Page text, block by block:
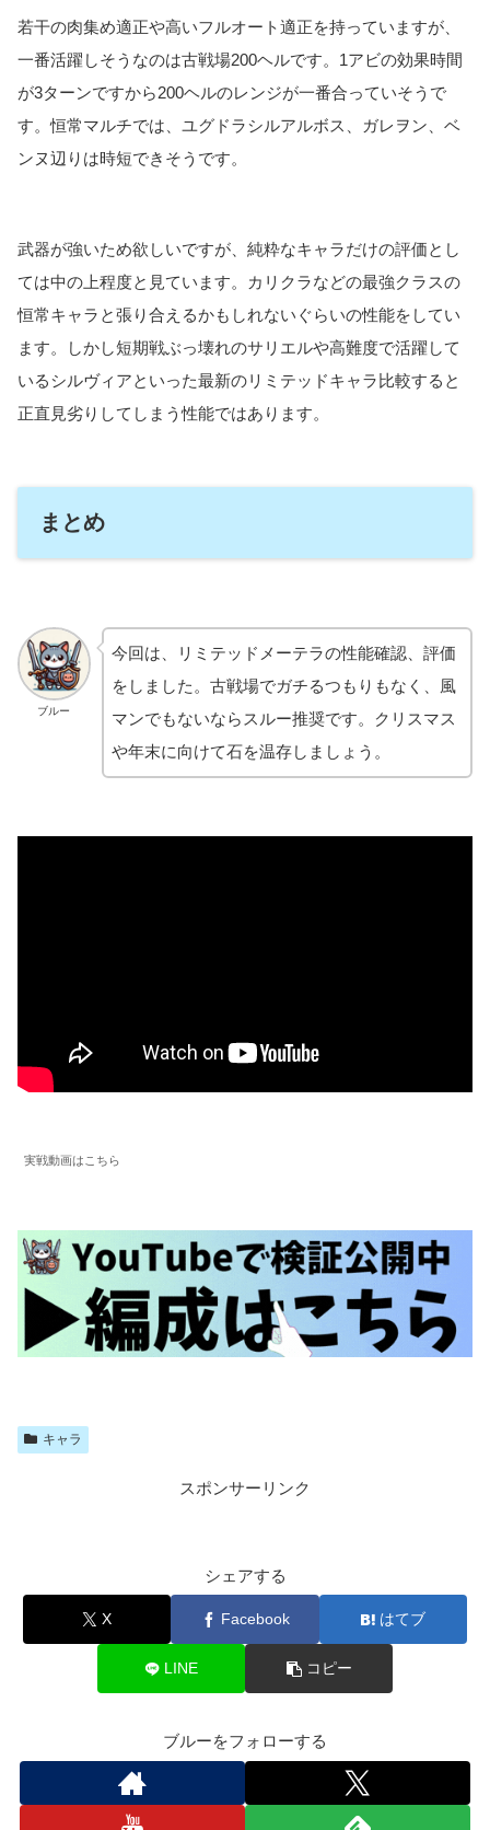
若干の肉集め適正や高いフルオート適正を持っていますが、
一番活躍しそうなのは古戦場200ヘルです。1アビの効果時間
が3ターンですから200ヘルのレンジが一番合っていそうで
す。恒常マルチでは、ユグドラシルアルボス、ガレヲン、ベ
ンヌ辺りは時短できそうです。
武器が強いため欲しいですが、純粋なキャラだけの評価とし
ては中の上程度と見ています。カリクラなどの最強クラスの
恒常キャラと張り合えるかもしれないぐらいの性能をしてい
ます。しかし短期戦ぶっ壊れのサリエルや高難度で活躍して
いるシルヴィアといった最新のリミテッドキャラ比較すると
正直見劣りしてしまう性能ではあります。
まとめ
ブルー
今回は、リミテッドメーテラの性能確認、評価
をしました。古戦場でガチるつもりもなく、風
マンでもないならスルー推奨です。クリスマス
や年末に向けて石を温存しましょう。
実戦動画はこちら
キャラ
スポンサーリンク
シェアする
X Facebook はてブ
LINE コピー
ブルーをフォローする